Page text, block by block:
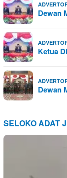
Dewan
Ketua
Dewan
SELOKO ADAT